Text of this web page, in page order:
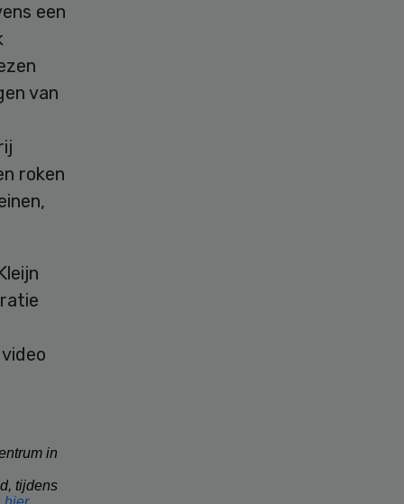
een
van
roken
in
tijdens